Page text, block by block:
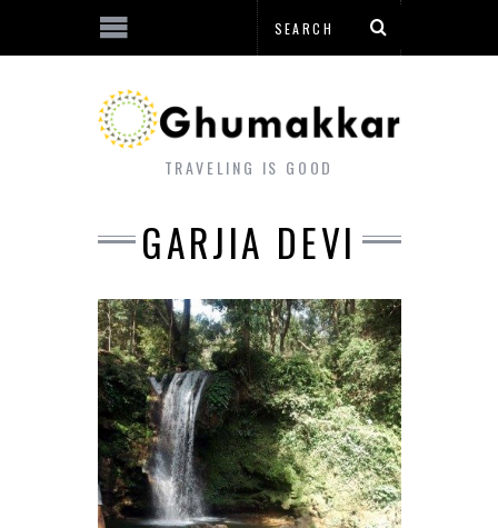
TRAVELING IS GOOD
GARJIA DEVI